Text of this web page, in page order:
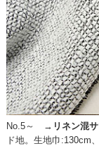
No.5～ → リネン混
ド地。生地巾:130cm